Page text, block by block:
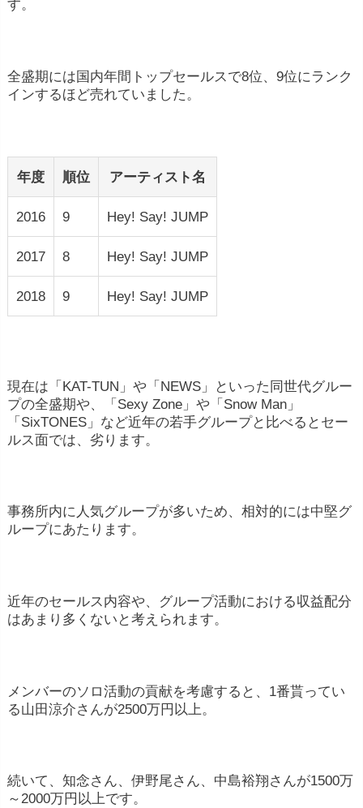
す。
全盛期には国内年間トップセールスで8位、9位にランク
インするほど売れていました。
年度 順位 アーティスト名
2016 9 Hey! Say! JUMP
2017 8 Hey! Say! JUMP
2018 9 Hey! Say! JUMP
現在は「KAT-TUN」や「NEWS」といった同世代グルー
プの全盛期や、「Sexy Zone」や「Snow Man」
「SixTONES」など近年の若手グループと比べるとセー
ルス面では、劣ります。
事務所内に人気グループが多いため、相対的には中堅グ
ループにあたります。
近年のセールス内容や、グループ活動における収益配分
はあまり多くないと考えられます。
メンバーのソロ活動の貢献を考慮すると、1番貰ってい
る山田涼介さんが2500万円以上。
続いて、知念さん、伊野尾さん、中島裕翔さんが1500万
～2000万円以上です。